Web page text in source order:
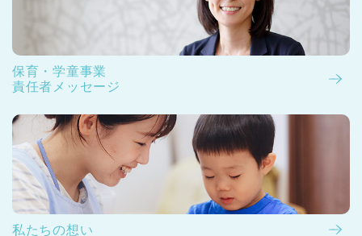
保育・学童事業
責任者メッセージ
私たちの想い